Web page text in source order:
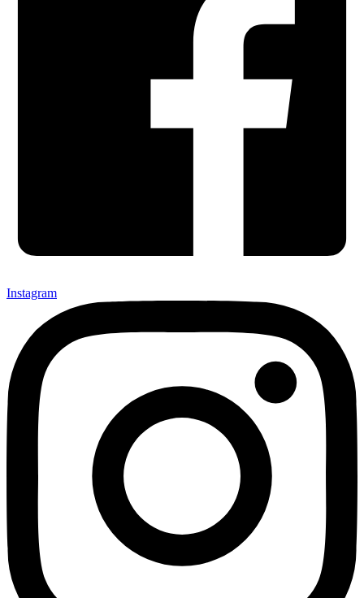
Instagram